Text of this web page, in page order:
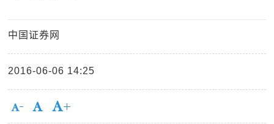
中国证券网
2016-06-06 14:25